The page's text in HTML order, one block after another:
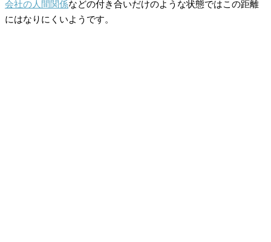
会社の人間関係などの付き合いだけのような状態ではこの距離
にはなりにくいようです。